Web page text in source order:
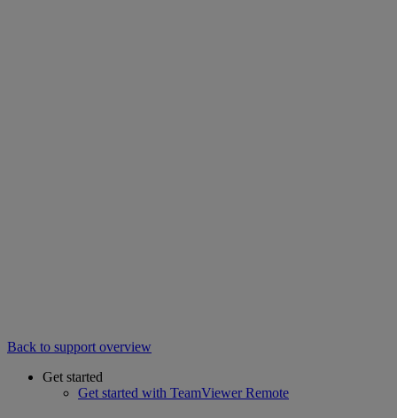
Back to support overview
Get started
Get started with TeamViewer Remote